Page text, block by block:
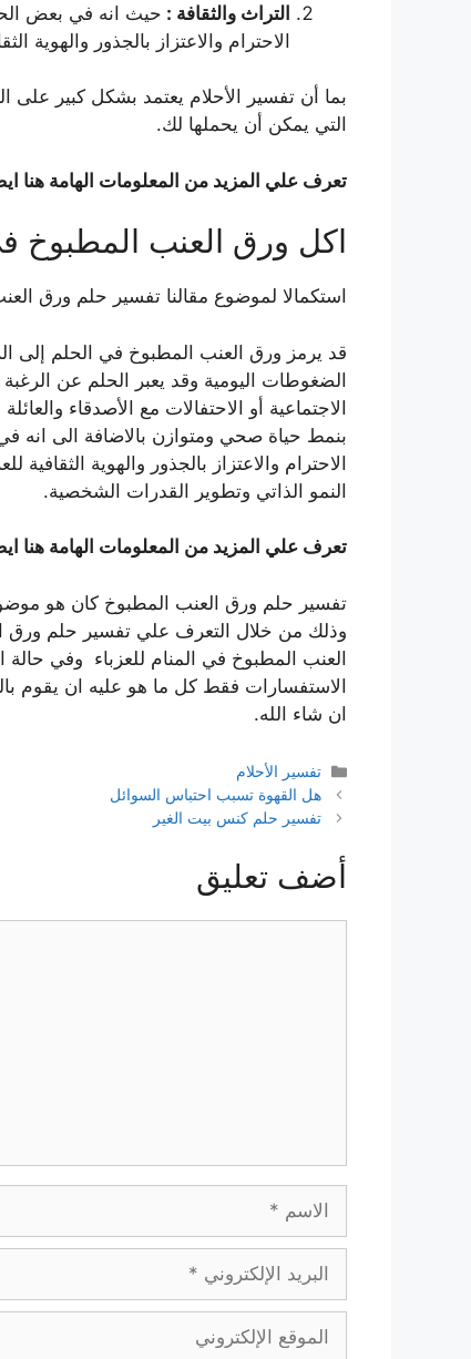
التراث والثقافة : حيث انه في بعض
الاحترام والاعتزاز بالجذور والهوية
بما أن تفسير الأحلام يعتمد بشكل كبير على
التي يمكن أن يحملها لك.
تعرف علي المزيد من المعلومات الهامة هنا
اكل ورق العنب المطبوخ
استكمالا لموضوع مقالنا تفسير حلم ورق
قد يرمز ورق العنب المطبوخ في الحلم إلى
الضغوطات اليومية وقد يعبر الحلم عن
الاجتماعية أو الاحتفالات مع الأصدقاء
بنمط حياة صحي ومتوازن بالاضافة الى انه
الاحترام والاعتزاز بالجذور والهوية
النمو الذاتي وتطوير القدرات الشخصية.
تعرف علي المزيد من المعلومات الهامة هنا
تفسير حلم ورق العنب المطبوخ كان هو
وذلك من خلال التعرف علي تفسير حلم ورق
العنب المطبوخ في المنام للعزباء وفي
الاستفسارات فقط كل ما هو عليه ان يقوم
ان شاء الله.
التصنيفات
تفسير الأحلام
هل القهوة تسبب احتباس السوائل
تفسير حلم كنس بيت الغير
أضف تعليق
الإلكتروني
الإلكتروني